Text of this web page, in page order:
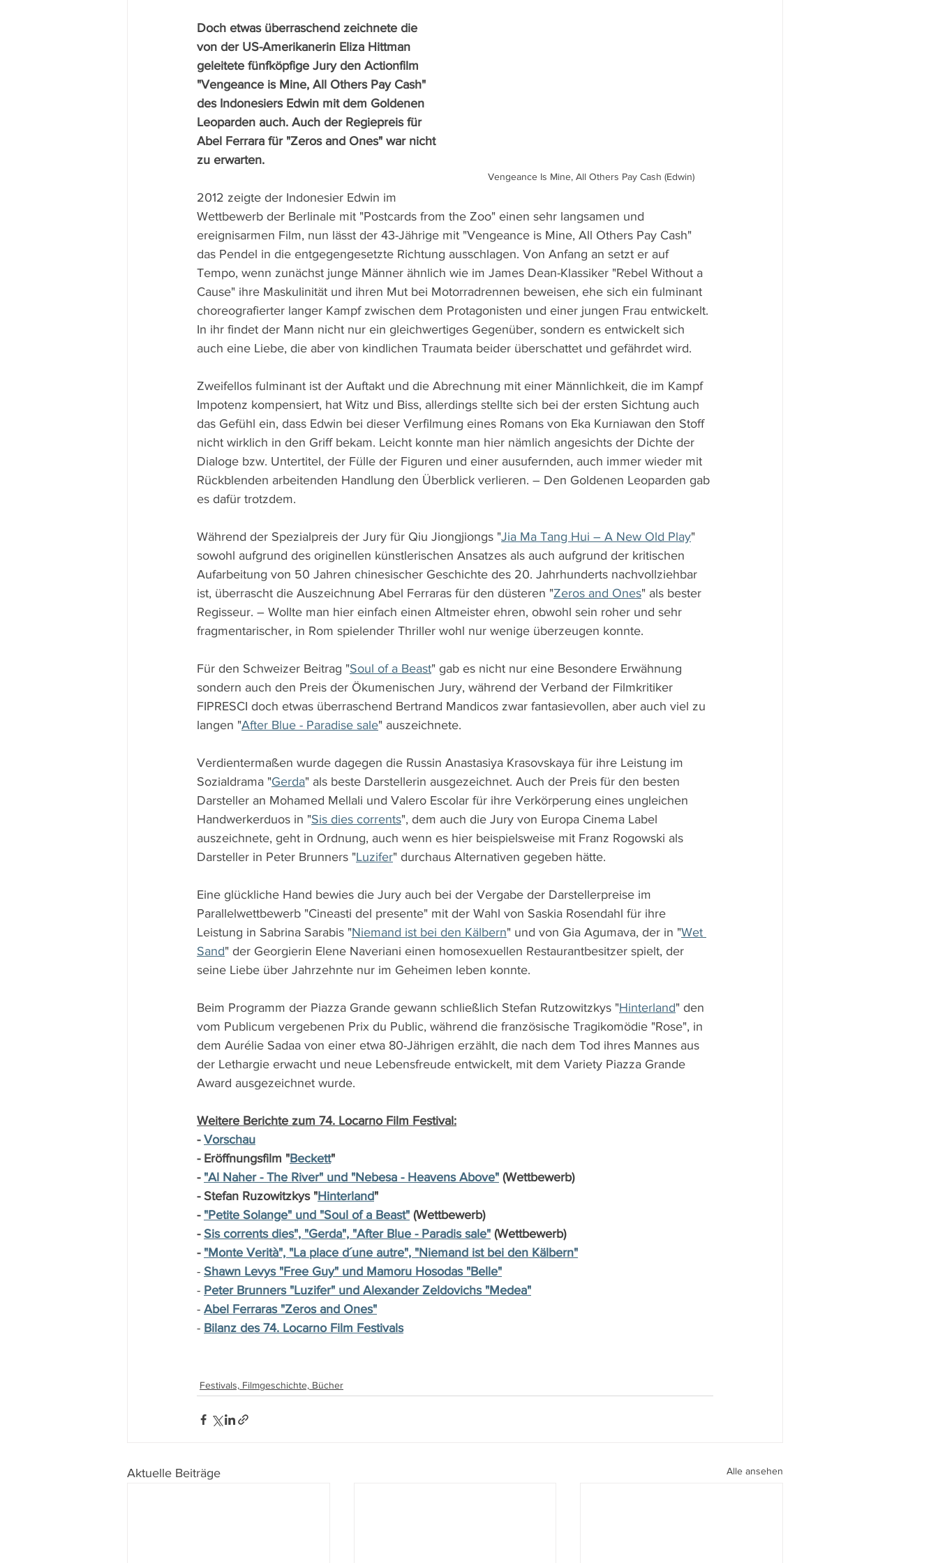
Vengeance Is Mine, All Others Pay Cash (Edwin)
Doch etwas überraschend zeichnete die
von der US-Amerikanerin Eliza Hittman
geleitete fünfköpfige Jury den Actionfilm
"Vengeance is Mine, All Others Pay Cash"
des Indonesiers Edwin mit dem Goldenen
Leoparden auch. Auch der Regiepreis für
Abel Ferrara für "Zeros and Ones" war nicht
zu erwarten.
2012 zeigte der Indonesier Edwin im
Wettbewerb der Berlinale mit "Postcards from the Zoo" einen sehr langsamen und
ereignisarmen Film, nun lässt der 43-Jährige mit "Vengeance is Mine, All Others Pay Cash"
das Pendel in die entgegengesetzte Richtung ausschlagen. Von Anfang an setzt er auf
Tempo, wenn zunächst junge Männer ähnlich wie im James Dean-Klassiker "Rebel Without a
Cause" ihre Maskulinität und ihren Mut bei Motorradrennen beweisen, ehe sich ein fulminant
choreografierter langer Kampf zwischen dem Protagonisten und einer jungen Frau entwickelt.
In ihr findet der Mann nicht nur ein gleichwertiges Gegenüber, sondern es entwickelt sich
auch eine Liebe, die aber von kindlichen Traumata beider überschattet und gefährdet wird.
Zweifellos fulminant ist der Auftakt und die Abrechnung mit einer Männlichkeit, die im Kampf
Impotenz kompensiert, hat Witz und Biss, allerdings stellte sich bei der ersten Sichtung auch
das Gefühl ein, dass Edwin bei dieser Verfilmung eines Romans von Eka Kurniawan den Stoff
nicht wirklich in den Griff bekam. Leicht konnte man hier nämlich angesichts der Dichte der
Dialoge bzw. Untertitel, der Fülle der Figuren und einer ausufernden, auch immer wieder mit
Rückblenden arbeitenden Handlung den Überblick verlieren. – Den Goldenen Leoparden gab
es dafür trotzdem.
Während der Spezialpreis der Jury für Qiu Jiongjiongs "Jia Ma Tang Hui – A New Old Play"
sowohl aufgrund des originellen künstlerischen Ansatzes als auch aufgrund der kritischen
Aufarbeitung von 50 Jahren chinesischer Geschichte des 20. Jahrhunderts nachvollziehbar
ist, überrascht die Auszeichnung Abel Ferraras für den düsteren "Zeros and Ones" als bester
Regisseur. – Wollte man hier einfach einen Altmeister ehren, obwohl sein roher und sehr
fragmentarischer, in Rom spielender Thriller wohl nur wenige überzeugen konnte.
Für den Schweizer Beitrag "Soul of a Beast" gab es nicht nur eine Besondere Erwähnung
sondern auch den Preis der Ökumenischen Jury, während der Verband der Filmkritiker
FIPRESCI doch etwas überraschend Bertrand Mandicos zwar fantasievollen, aber auch viel zu
langen "After Blue - Paradise sale" auszeichnete.
Verdientermaßen wurde dagegen die Russin Anastasiya Krasovskaya für ihre Leistung im
Sozialdrama "Gerda" als beste Darstellerin ausgezeichnet. Auch der Preis für den besten
Darsteller an Mohamed Mellali und Valero Escolar für ihre Verkörperung eines ungleichen
Handwerkerduos in "Sis dies corrents", dem auch die Jury von Europa Cinema Label
auszeichnete, geht in Ordnung, auch wenn es hier beispielsweise mit Franz Rogowski als
Darsteller in Peter Brunners "Luzifer" durchaus Alternativen gegeben hätte.
Eine glückliche Hand bewies die Jury auch bei der Vergabe der Darstellerpreise im
Parallelwettbewerb "Cineasti del presente" mit der Wahl von Saskia Rosendahl für ihre
Leistung in Sabrina Sarabis "Niemand ist bei den Kälbern" und von Gia Agumava, der in "Wet
Sand" der Georgierin Elene Naveriani einen homosexuellen Restaurantbesitzer spielt, der
seine Liebe über Jahrzehnte nur im Geheimen leben konnte.
Beim Programm der Piazza Grande gewann schließlich Stefan Rutzowitzkys "Hinterland" den
vom Publicum vergebenen Prix du Public, während die französische Tragikomödie "Rose", in
dem Aurélie Sadaa von einer etwa 80-Jährigen erzählt, die nach dem Tod ihres Mannes aus
der Lethargie erwacht und neue Lebensfreude entwickelt, mit dem Variety Piazza Grande
Award ausgezeichnet wurde.
Weitere Berichte zum 74. Locarno Film Festival:
- Vorschau
- Eröffnungsfilm "Beckett"
- "Al Naher - The River" und "Nebesa - Heavens Above" (Wettbewerb)
- Stefan Ruzowitzkys "Hinterland"
- "Petite Solange" und "Soul of a Beast" (Wettbewerb)
- Sis corrents dies", "Gerda", "After Blue - Paradis sale" (Wettbewerb)
- "Monte Verità", "La place d´une autre", "Niemand ist bei den Kälbern"
- Shawn Levys "Free Guy" und Mamoru Hosodas "Belle"
- Peter Brunners "Luzifer" und Alexander Zeldovichs "Medea"
- Abel Ferraras "Zeros and Ones"
- Bilanz des 74. Locarno Film Festivals
Festivals, Filmgeschichte, Bücher
Aktuelle Beiträge Alle ansehen